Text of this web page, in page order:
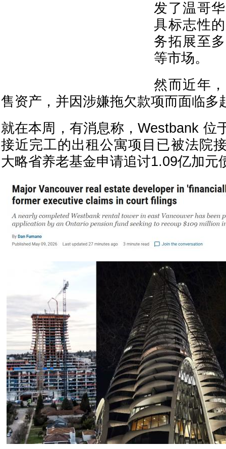
发了温哥
具标志性
务拓展至
等市场。
然而近年
售资产，并因涉嫌拖欠款项而面临多
就在本周，有消息称，Westbank 位
接近完工的出租公寓项目已被法院
大略省养老基金申请追讨1.09亿加元